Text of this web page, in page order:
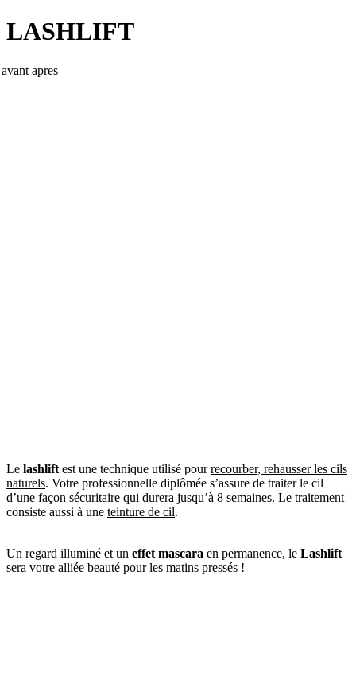
LASHLIFT
Le lashlift est une technique utilisé pourrecourber, rehausser les cils
naturels. Votre professionnelle diplômée s’assure de traiter le cil
d’une façon sécuritaire qui durera jusqu’à 8 semaines. Le traitement
consiste aussi à une teinture de cil.
Un regard illuminé et un effet mascara en permanence, le Lashlift
sera votre alliée beauté pour les matins pressés !